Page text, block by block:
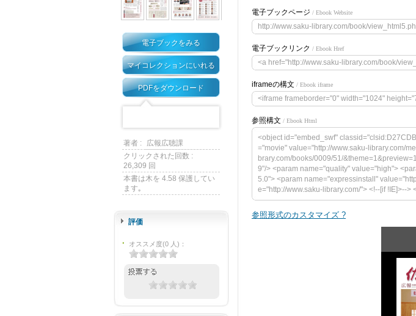
電子ブックをみる
マイコレクションにいれる
PDFをダウンロード
著者 :
広報広聴課
クリックされた回数 :
26,309 回
本書は木を 4.58 保護してい
ます｡
評価
オススメ度(0人) ：
電子ブックページ / Ebook Website
http://www.saku-library.com/book/
電子ブックリンク / Ebook Href
<a href="http://www.saku-library.com/book/
iframeの構文 / Ebook iframe
<iframe frameborder="0" width="1024"
参照構文 / Ebook Html
<object id="embed_swf"
="movie" value="http://www.saku-library.com/
brary.com/books/0009/51/
9"/> <param name="quality" value="high">
5.0"> <param name="expressinstall"
e="http://www.saku-library.com/"> <!--[if !IE]>--
megazine/embed.swf" width="300"
s" value="book=http://www.saku-library.com/
rary.com/book/content.php?id=69"/> <param
param name="expressinstall" value="http://
p://www.saku-library.com/"> <div> <h4>このコ
p><a href="http://www.adobe.com/go/
参照形式のカスタマイズ ?